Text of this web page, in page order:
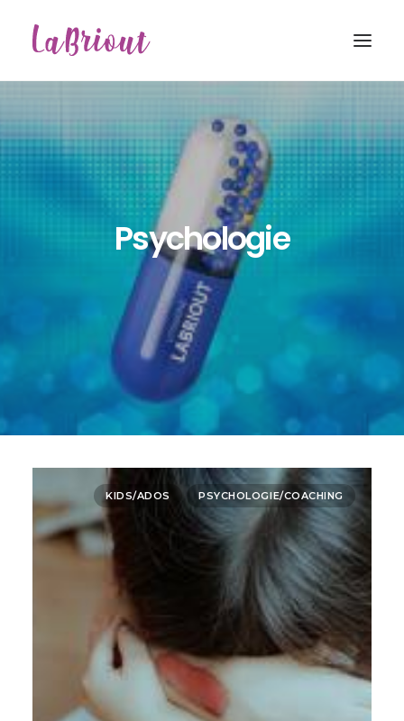
Recherche
Psychologie
KIDS/ADOS PSYCHOLOGIE/COACHING